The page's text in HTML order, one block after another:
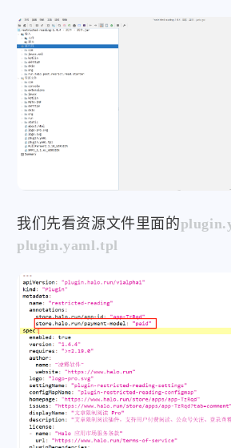
我们先看资源文件里面的
plugin.yaml.tpl